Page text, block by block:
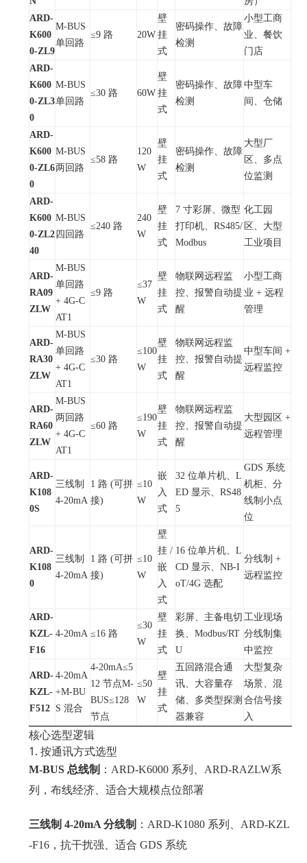
ARD-
K600
0-ZL9
M-BUS
单回路
≤9 路 20W
壁
挂
式
密码操作、故障
检测
小型工商
业、餐饮
门店
ARD-
K600
0-ZL3
0
M-BUS
单回路
≤30 路 60W
壁
挂
式
密码操作、故障
检测
中型车
间、仓储
ARD-
K600
0-ZL6
0
M-BUS
两回路
≤58 路
120
W
壁
挂
式
密码操作、故障
检测
大型厂
区、多点
位监测
ARD-
K600
0-ZL2
40
M-BUS
四回路
≤240 路
240
W
壁
挂
式
7 寸彩屏、微型
打印机、RS485/
Modbus
化工园
区、大型
工业项目
ARD-
RA09
ZLW
M-BUS
单回路
+ 4G-C
AT1
≤9 路
≤37
W
壁
挂
式
物联网远程监
控、报警自动提
醒
小型工商
业 + 远程
管理
ARD-
RA30
ZLW
M-BUS
单回路
+ 4G-C
AT1
≤30 路
≤100
W
壁
挂
式
物联网远程监
控、报警自动提
醒
中型车间 +
远程监控
ARD-
RA60
ZLW
M-BUS
两回路
+ 4G-C
AT1
≤60 路
≤190
W
壁
挂
式
物联网远程监
控、报警自动提
醒
大型园区 +
远程管理
ARD-
K108
0S
三线制
4-20mA
1 路 (可拼
接)
≤10
W
嵌
入
式
32 位单片机、L
ED 显示、RS48
5
GDS 系统
机柜、分
线制小点
位
ARD-
K108
0
三线制
4-20mA
1 路 (可拼
接)
≤10
W
壁
挂 /
嵌
入
式
16 位单片机、L
CD 显示、NB-I
oT/4G 选配
分线制 +
远程监控
ARD-
KZL-
F16
4-20mA ≤16 路
≤30
W
壁
挂
式
彩屏、主备电切
换、Modbus/RT
U
工业现场
分线制集
中监控
ARD-
KZL-
F512
4-20mA
+M-BU
S 混合
4-20mA≤5
12 节点M-
BUS≤128
节点
≤50
W
壁
挂
式
五回路混合通
讯、大容量存
储、多类型探测
器兼容
大型复杂
场景、混
合信号接
入
核心选型逻辑
1. 按通讯方式选型
M-BUS 总线制 ：ARD-K6000 系列、ARD-RAZLW系
列，布线经济、适合大规模点位部署
三线制 4-20mA 分线制 ：ARD-K1080 系列、ARD-KZL
-F16，抗干扰强、适合 GDS 系统